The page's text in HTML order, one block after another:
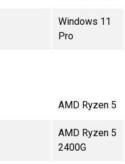
Windows 11
Pro
AMD Ryzen 5
AMD Ryzen 5
2400G